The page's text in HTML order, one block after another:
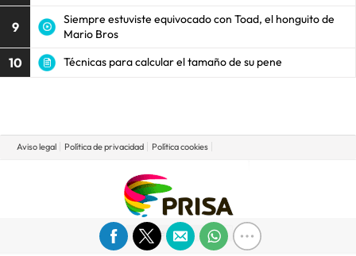
9
Siempre estuviste equivocado con Toad, el honguito de
Mario Bros
10 Técnicas para calcular el tamaño de su pene
Aviso legal Política de privacidad Política cookies